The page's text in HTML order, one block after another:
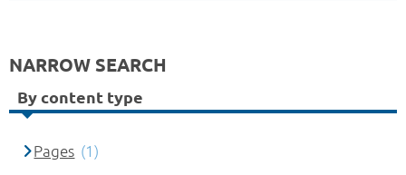
NARROW SEARCH
By content type
Pages (1)